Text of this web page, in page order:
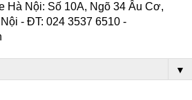
Hà Nội: Số 10A, Ngõ 34 Âu Cơ,
- ĐT: 024 3537 6510 -
▼